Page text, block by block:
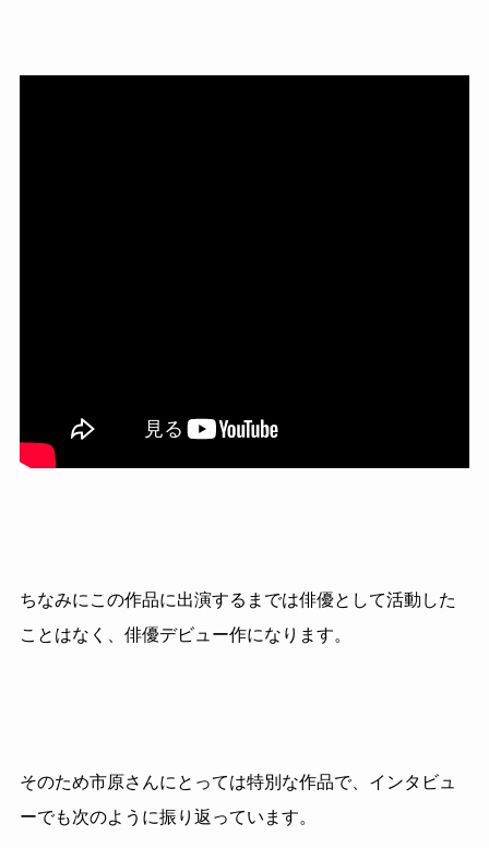
ちなみにこの作品に出演するまでは俳優として活動した
ことはなく、俳優デビュー作になります。
そのため市原さんにとっては特別な作品で、インタビュ
ーでも次のように振り返っています。